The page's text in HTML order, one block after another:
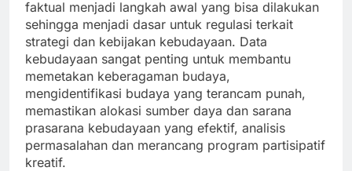
faktual menjadi langkah awal yang bisa dilakukan
sehingga menjadi dasar untuk regulasi terkait
strategi dan kebijakan kebudayaan. Data
kebudayaan sangat penting untuk membantu
memetakan keberagaman budaya,
mengidentifikasi budaya yang terancam punah,
memastikan alokasi sumber daya dan sarana
prasarana kebudayaan yang efektif, analisis
permasalahan dan merancang program partisipatif
kreatif.